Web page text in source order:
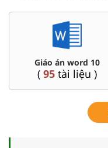
Giáo án word 10
( 95tài liệu )